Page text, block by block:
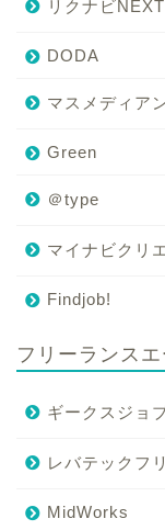
リクナビNEXT
DODA
マスメディア
Green
＠type
マイナビクリ
Findjob!
フリーランス
ギークスジョ
レバテックフ
MidWorks